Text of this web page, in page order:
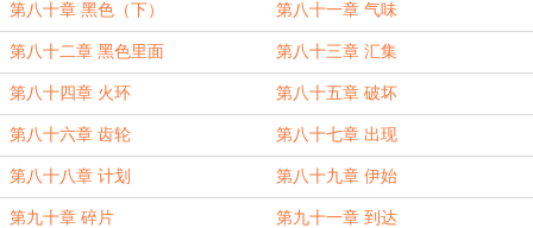
第八十章 黑色（下） 第八十一章 气味
第八十二章 黑色里面 第八十三章 汇集
第八十四章 火环 第八十五章 破坏
第八十六章 齿轮 第八十七章 出现
第八十八章 计划 第八十九章 伊始
第九十章 碎片 第九十一章 到达